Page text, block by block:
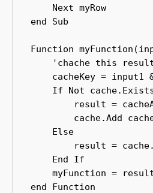
Next myRow
end Sub
Function
'chache this
cacheKey = input1
If Not
result =
cache.Add
Else
result =
End If
myFunction =
end Function